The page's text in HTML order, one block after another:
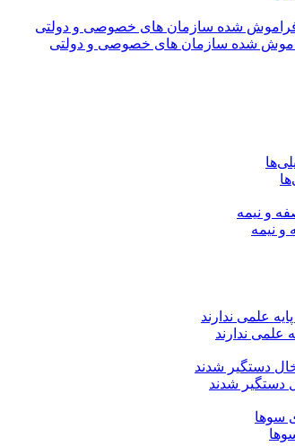
شده سازمان های خصوصی و دولتی
و نیمه
علمی ندارند
دستگیر شدند